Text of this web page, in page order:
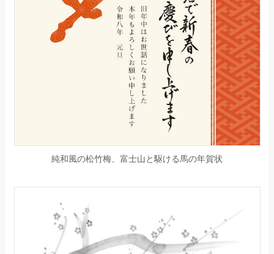
純和風の松竹梅、富士山と駆ける馬の年賀状